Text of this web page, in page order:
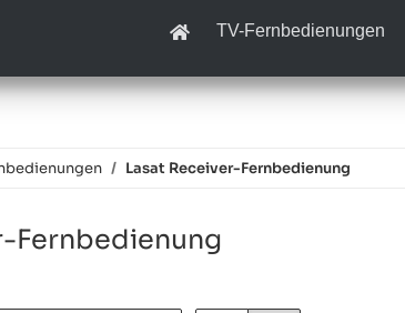
TV-Fernbedienungen
Lasat Receiver-Fernbedienung
Fernbedienung